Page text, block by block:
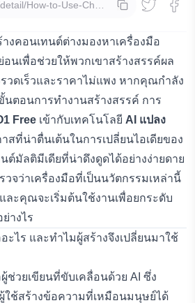
คัดลอก
งคอนเทนต์ต่างมองหาเครื่องมือ
นเพื่อช่วยให้พวกเขาสร้างสรรค์ผล
วดเร็วและราคาไม่แพง หากคุณกำลัง
ตอนการทำงานสร้างสรรค์ การ
Free เข้ากับเทคโนโลยี AI แปลง
สที่น่าตื่นเต้นในการเปลี่ยนไอเดียของ
ต์มัลติมีเดียที่น่าดึงดูดได้อย่างง่ายดาย
วจว่าเครื่องมือที่เป็นนวัตกรรมเหล่านี้
ละคุณจะเริ่มต้นใช้งานเพื่อยกระดับ
างไร
ะไร และทำไมผู้สร้างจึงเปลี่ยนมาใช้
ช่วยเขียนที่ขับเคลื่อนด้วย AI ซึ่ง
ใช้สร้างข้อความที่เหมือนมนุษย์ได้